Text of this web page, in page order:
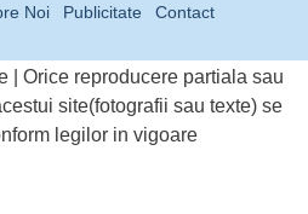
Noi Publicitate Contact
| Orice reproducere partiala sau
site(fotografii sau texte) se
legilor in vigoare